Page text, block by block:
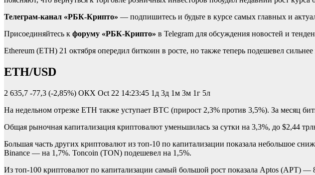
Телеграм-канал «РБК-Крипто» — подпишитесь и будьте в курсе самых главных и
Присоединяйтесь к форуму «РБК-Крипто» в Telegram для обсуждения новостей и
Ethereum (ETH) 21 октября опередил биткоин в росте, но также теперь подешевел
ETH/USD
2 635,7 -77,3 (-2,85%) ОКХ Oct 22 14:23:45 1д 3д 1м 3м 1г 5л
На недельном отрезке ETH также уступает BTC (прирост 2,3% против 3,5%). За месяц
Общая рыночная капитализация криптовалют уменьшилась за сутки на 3,3%, до $2,44
Большая часть других криптовалют из топ-10 по капитализации показала небольшое
Binance — на 1,7%. Toncoin (TON) подешевел на 1,5%.
Из топ-100 криптовалют по капитализации самый большой рост показала Aptos (APT)